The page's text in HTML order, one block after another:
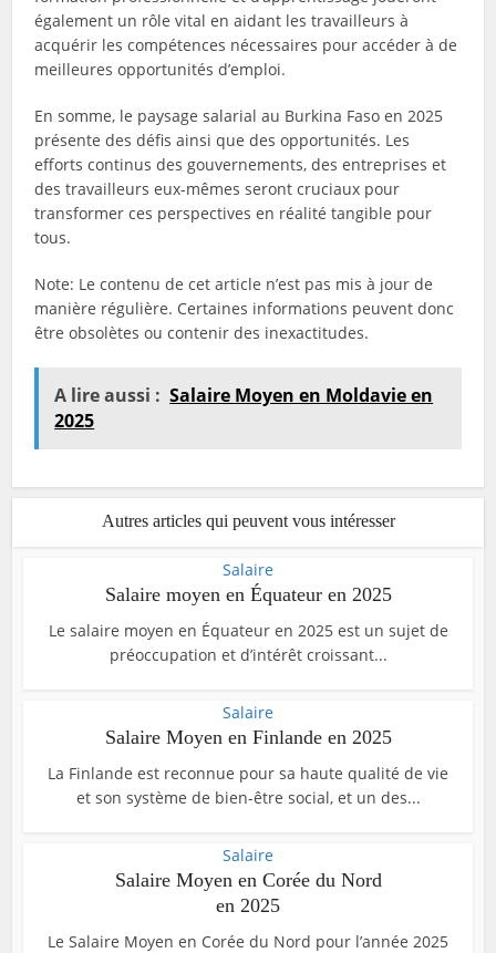
également un rôle vital en aidant les travailleurs à
acquérir les compétences nécessaires pour accéder à de
meilleures opportunités d’emploi.
En somme, le paysage salarial au Burkina Faso en 2025
présente des défis ainsi que des opportunités. Les
efforts continus des gouvernements, des entreprises et
des travailleurs eux-mêmes seront cruciaux pour
transformer ces perspectives en réalité tangible pour
tous.
Note: Le contenu de cet article n’est pas mis à jour de
manière régulière. Certaines informations peuvent donc
être obsolètes ou contenir des inexactitudes.
A lire aussi : Salaire Moyen en Moldavie en
2025
Autres articles qui peuvent vous intéresser
Salaire
Salaire moyen en Équateur en 2025
Le salaire moyen en Équateur en 2025 est un sujet de
préoccupation et d’intérêt croissant...
Salaire
Salaire Moyen en Finlande en 2025
La Finlande est reconnue pour sa haute qualité de vie
et son système de bien-être social, et un des...
Salaire
Salaire Moyen en Corée du Nord
en 2025
Le Salaire Moyen en Corée du Nord pour l’année 2025